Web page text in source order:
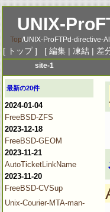
UNIX-
Top/UNIX-ProFTPd-directive-
[ トップ] [ 編集 | 凍結 | 差
site-1
menu-1
menu-2
menu-3
menu-5
menu-6
menu-
最新の20件
2024-01-04
FreeBSD-ZFS
2023-12-18
FreeBSD-GEOM
2023-11-21
AutoTicketLinkName
2023-11-20
FreeBSD-CVSup
Unix-Courier-MTA-man-